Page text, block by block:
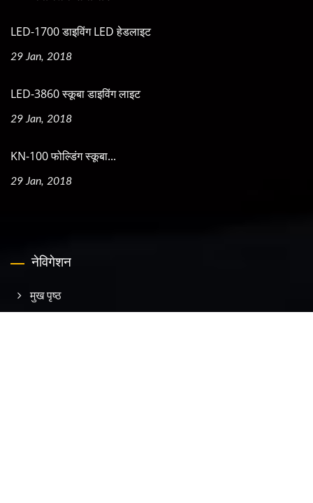
LED-1700 डाइविंग LED हेडलाइट
29 Jan, 2018
LED-3860 स्कूबा डाइविंग लाइट
29 Jan, 2018
KN-100 फोल्डिंग स्कूबा...
29 Jan, 2018
नेविगेशन
मुख पृष्ठ